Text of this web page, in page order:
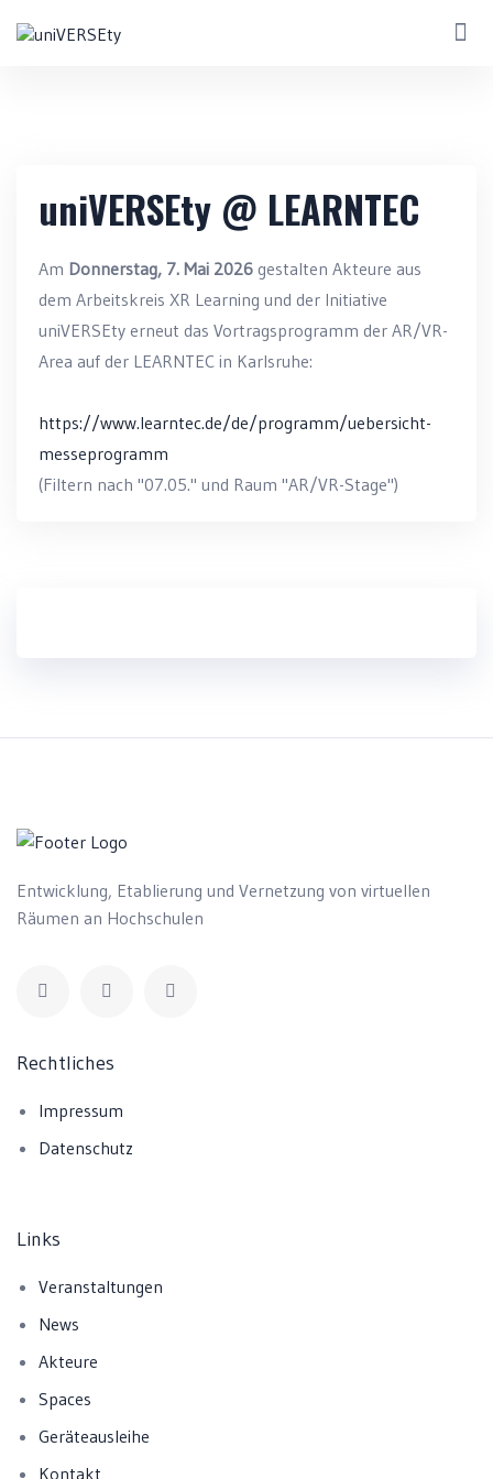
uniVERSEty @ LEARNTEC
Am Donnerstag, 7. Mai 2026 gestalten Akteure aus
dem Arbeitskreis XR Learning und der Initiative
uniVERSEty erneut das Vortragsprogramm der AR/VR-
Area auf der LEARNTEC in Karlsruhe:
https://www.learntec.de/de/programm/uebersicht-
messeprogramm
(Filtern nach "07.05." und Raum "AR/VR-Stage")
Entwicklung, Etablierung und Vernetzung von virtuellen
Räumen an Hochschulen
Rechtliches
Impressum
Datenschutz
Links
Veranstaltungen
News
Akteure
Spaces
Geräteausleihe
Kontakt